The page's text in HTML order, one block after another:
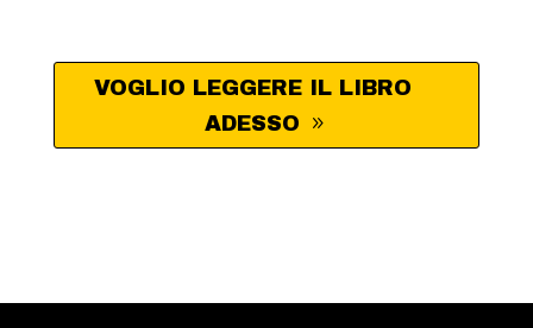
VOGLIO LEGGERE IL LIBRO
ADESSO